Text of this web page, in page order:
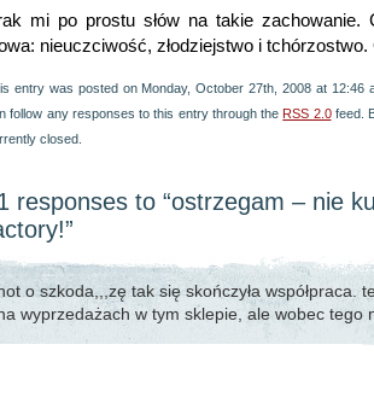
mi po prostu słów na takie zachowanie.
nieuczciwość, złodziejstwo i tchórzostwo.
entry was posted on Monday, October 27th, 2008 at 12:46
follow any responses to this entry through the RSS 2.0feed.
closed.
responses to “ostrzegam – nie
o szkoda,,,zę tak się skończyła współpraca.
wyprzedażach w tym sklepie, ale wobec tego